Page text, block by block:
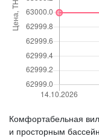
Комфортабельная
и просторным